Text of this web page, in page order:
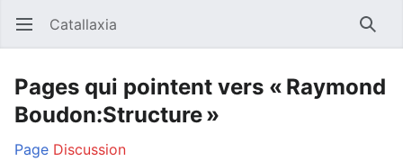
Ouvrir le menu principal Catallaxia
Pages qui pointent vers « Raymond
Boudon:Structure »
Page Discussion